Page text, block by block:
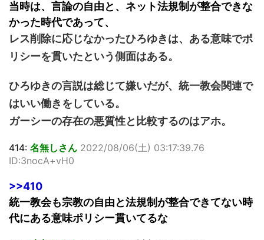
当時は、言論の自由と、ネット法規制が整合できな
かった時代であって、
レス削除に応じなかったひろゆきは、ある意味でポ
リシーを貫いたという側面はある。
ひろゆきの言説は総じて嫌いだが、統一教会関連で
はいい働きをしている。
ガーシーの存在の悪質性と比較するのはアホ。
414: 名無しさん 2022/08/06(土) 03:17:39.76
ID:3nocA+vH0
>>410
統一教会も宗教の自由と法規制が整合できてない時
代にある意味ポリシー貫いてるな